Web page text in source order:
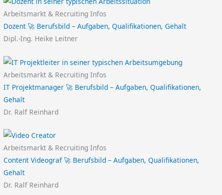
Arbeitsmarkt & Recruiting Infos
Dozent 🚀 Berufsbild – Aufgaben, Qualifikationen, Gehalt
Dipl.-Ing. Heike Leitner
Arbeitsmarkt & Recruiting Infos
IT Projektmanager 🚀 Berufsbild – Aufgaben, Qualifikationen,
Gehalt
Dr. Ralf Reinhard
Arbeitsmarkt & Recruiting Infos
Content Videograf 🚀 Berufsbild – Aufgaben, Qualifikationen,
Gehalt
Dr. Ralf Reinhard